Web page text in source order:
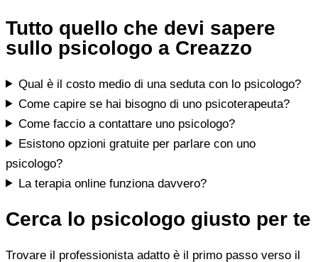
Tutto quello che devi sapere
sullo psicologo a Creazzo
Qual è il costo medio di una seduta con lo psicologo?
Come capire se hai bisogno di uno psicoterapeuta?
Come faccio a contattare uno psicologo?
Esistono opzioni gratuite per parlare con uno
psicologo?
La terapia online funziona davvero?
Cerca lo psicologo giusto per te
Trovare il professionista adatto è il primo passo verso il